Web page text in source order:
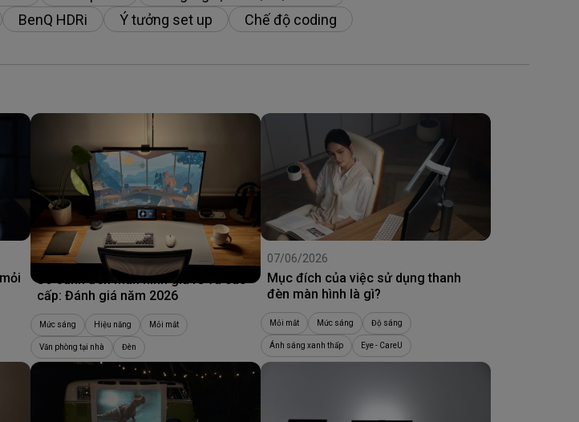
thấpBenQ HDRi Ý tưởng set up Chế độ coding
09/06/2026
So sánh đèn màn hình giá rẻ và cao
cấp: Đánh giá năm 2026
Mức sáng Hiệu năng Mỏi mắt
Văn phòng tại nhà Đèn
07/06/2026
Mục đích của việc sử dụng thanh
đèn màn hình là gì?
Mỏi mắt Mức sáng Độ sáng
Ánh sáng xanh thấp Eye - CareU